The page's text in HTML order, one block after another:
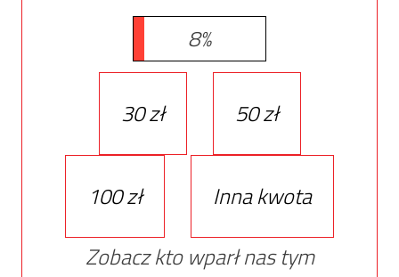
8%
30 zł 50 zł
100 zł
Inna kwota
Zobacz kto wparł nas tym